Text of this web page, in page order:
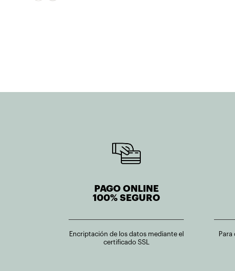
PAGO ONLINE
100% SEGURO
Encriptación de los datos mediante el
certificado SSL